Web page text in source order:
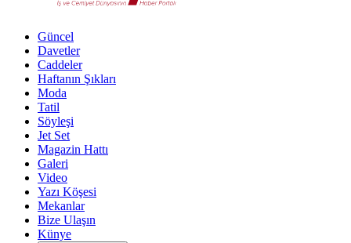
Güncel
Davetler
Caddeler
Haftanın Şıkları
Moda
Tatil
Söyleşi
Jet Set
Magazin Hattı
Galeri
Video
Yazı Köşesi
Mekanlar
Bize Ulaşın
Künye